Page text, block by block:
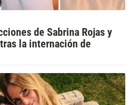
de Sabrina Rojas y
la internación de